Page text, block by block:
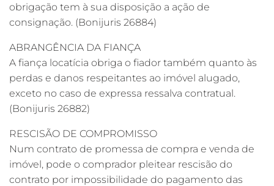
obrigação tem à sua disposição a ação de
consignação. (Bonijuris 26884)
ABRANGÊNCIA DA FIANÇA
A fiança locatícia obriga o fiador também quanto às
perdas e danos respeitantes ao imóvel alugado,
exceto no caso de expressa ressalva contratual.
(Bonijuris 26882)
RESCISÃO DE COMPROMISSO
Num contrato de promessa de compra e venda de
imóvel, pode o comprador pleitear rescisão do
contrato por impossibilidade do pagamento das